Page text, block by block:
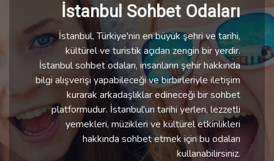
İstanbul Sohbet Odaları
İstanbul, Türkiye'nin en büyük şehri ve tarihi,
kültürel ve turistik açıdan zengin bir yerdir.
İstanbul sohbet odaları, insanların şehir hakkında
bilgi alışverişi yapabileceği ve birbirleriyle iletişim
kurarak arkadaşlıklar edineceği bir sohbet
platformudur. İstanbul'un tarihi yerleri, lezzetli
yemekleri, müzikleri ve kültürel etkinlikleri
hakkında sohbet etmek için bu odaları
kullanabilirsiniz.